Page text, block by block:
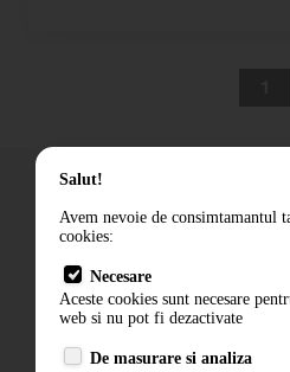
Cum comand
Livrare
Contact
Salut!
Avem nevoie de consimtamantul
cookies:
Necesare
Aceste cookies sunt necesare
web si nu pot fi dezactivate
De masurare si analiza